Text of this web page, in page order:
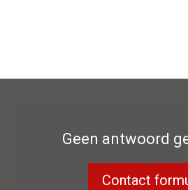
Geen antwoord
Contact